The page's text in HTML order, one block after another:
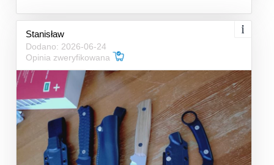
Stanisław
Dodano: 2026-06-24
Opinia zweryfikowana